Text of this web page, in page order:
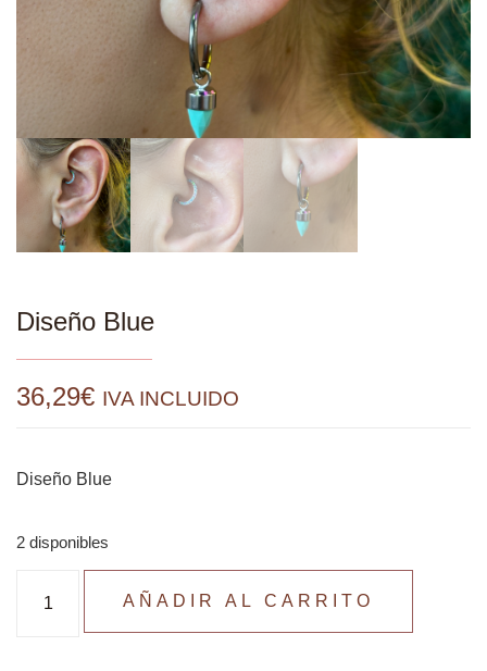
Diseño Blue
36,29€ IVA INCLUIDO
Diseño Blue
2 disponibles
AÑADIR AL CARRITO